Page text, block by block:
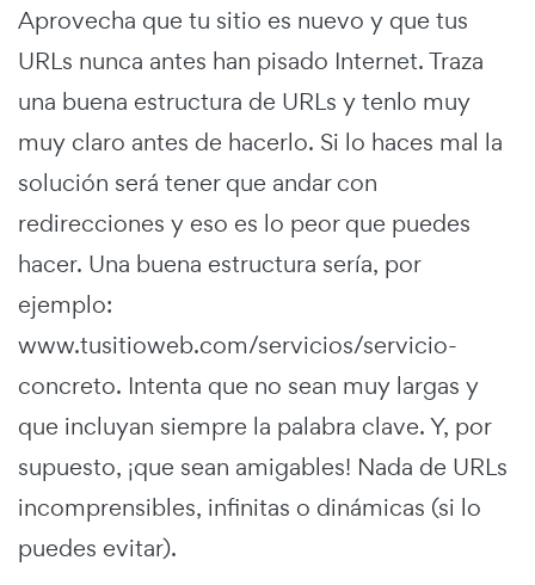
Aprovecha que tu sitio es nuevo y que tus
URLs nunca antes han pisado Internet. Traza
una buena estructura de URLs y tenlo muy
muy claro antes de hacerlo. Si lo haces mal la
solución será tener que andar con
redirecciones y eso es lo peor que puedes
hacer. Una buena estructura sería, por
ejemplo:
www.tusitioweb.com/servicios/servicio-
concreto. Intenta que no sean muy largas y
que incluyan siempre la palabra clave. Y, por
supuesto, ¡que sean amigables! Nada de URLs
incomprensibles, infinitas o dinámicas (si lo
puedes evitar).